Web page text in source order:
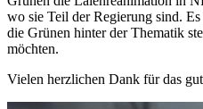
wo sie Teil der Regierung sind.
die Grünen hinter der Thematik
möchten.
Vielen herzlichen Dank für das